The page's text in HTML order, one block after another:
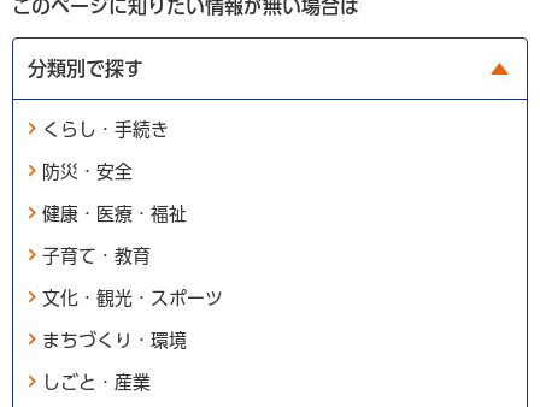
このページに知りたい情報が無い場合は
分類別で探す
くらし・手続き
防災・安全
健康・医療・福祉
子育て・教育
文化・観光・スポーツ
まちづくり・環境
しごと・産業